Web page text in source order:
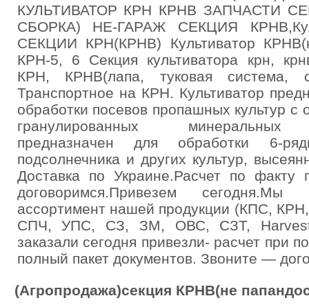
КУЛЬТИВАТОР КРН КРНВ ЗАПЧАСТИ
СБОРКА) НЕ-ГАРАЖ СЕКЦИЯ
СЕКЦИИ КРН(КРНВ) Культиватор
КРН-5, 6 Секция культиватора крн,
КРН, КРНВ(лапа, туковая система,
Транспортное на КРН. Культиватор
обработки посевов пропашных культур
гранулированных минеральных
предназначен для обработки 6-
подсолнечника и других культур,
Доставка по Украине.Расчет по факту
договоримся.Привезем сегодня.Мы
ассортимент нашей продукции (КПС,
СПЧ, УПС, СЗ, ЗМ, ОВС, СЗТ, Harvest
заказали сегодня привезли- расчет при
полный пакет документов. Звоните —
(Агропродажа)секция КРНВ(не